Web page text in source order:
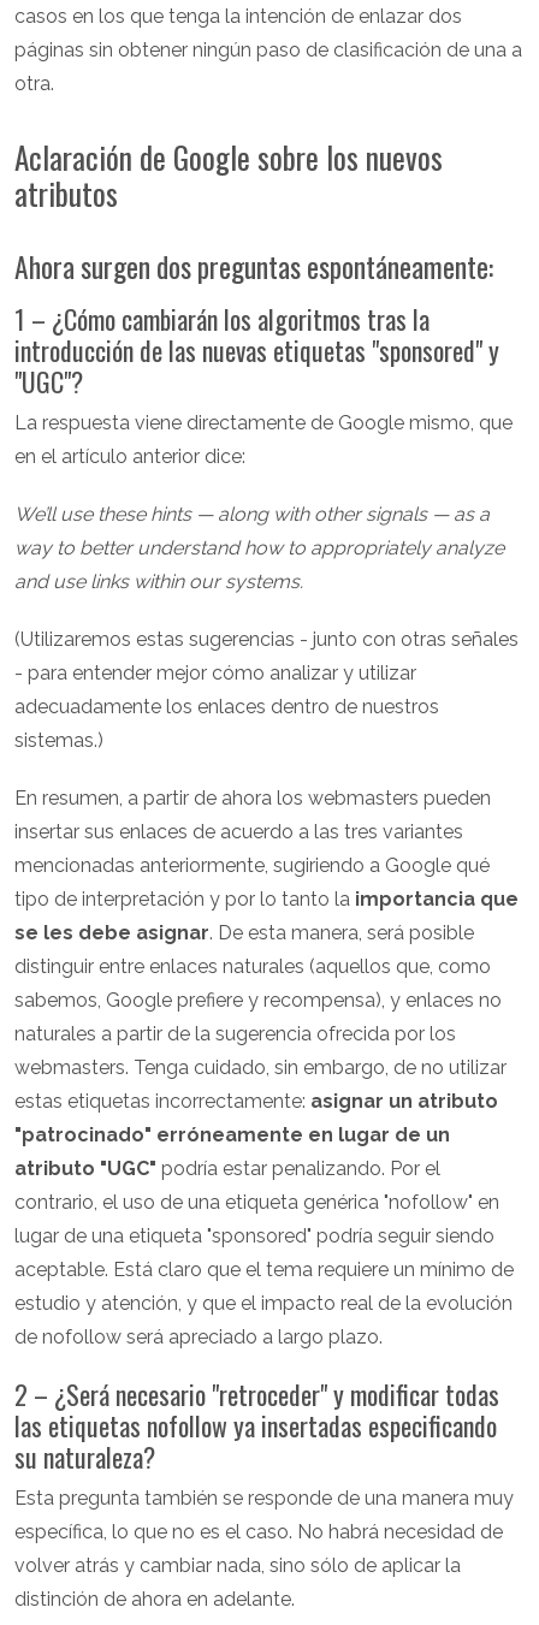
casos en los que tenga la intención de enlazar dos
páginas sin obtener ningún paso de clasificación de una a
otra.
Aclaración de Google sobre los nuevos
atributos
Ahora surgen dos preguntas espontáneamente:
1 – ¿Cómo cambiarán los algoritmos tras la
introducción de las nuevas etiquetas "sponsored" y
"UGC"?
La respuesta viene directamente de Google mismo, que
en el artículo anterior dice:
We’ll use these hints — along with other signals — as a
way to better understand how to appropriately analyze
and use links within our systems.
(Utilizaremos estas sugerencias - junto con otras señales
- para entender mejor cómo analizar y utilizar
adecuadamente los enlaces dentro de nuestros
sistemas.)
En resumen, a partir de ahora los webmasters pueden
insertar sus enlaces de acuerdo a las tres variantes
mencionadas anteriormente, sugiriendo a Google qué
tipo de interpretación y por lo tanto la importancia que
se les debe asignar. De esta manera, será posible
distinguir entre enlaces naturales (aquellos que, como
sabemos, Google prefiere y recompensa), y enlaces no
naturales a partir de la sugerencia ofrecida por los
webmasters. Tenga cuidado, sin embargo, de no utilizar
estas etiquetas incorrectamente: asignar un atributo
"patrocinado" erróneamente en lugar de un
atributo "UGC" podría estar penalizando. Por el
contrario, el uso de una etiqueta genérica "nofollow" en
lugar de una etiqueta "sponsored" podría seguir siendo
aceptable. Está claro que el tema requiere un mínimo de
estudio y atención, y que el impacto real de la evolución
de nofollow será apreciado a largo plazo.
2 – ¿Será necesario "retroceder" y modificar todas
las etiquetas nofollow ya insertadas especificando
su naturaleza?
Esta pregunta también se responde de una manera muy
específica, lo que no es el caso. No habrá necesidad de
volver atrás y cambiar nada, sino sólo de aplicar la
distinción de ahora en adelante.